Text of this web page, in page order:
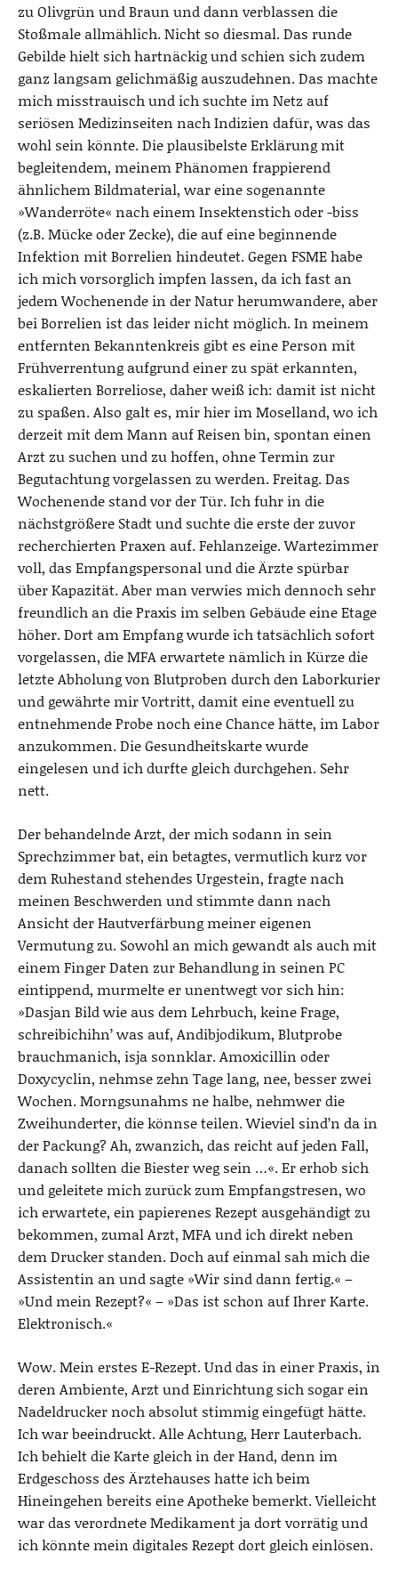
zu Olivgrün und Braun und dann verblassen die
Stoßmale allmählich. Nicht so diesmal. Das runde
Gebilde hielt sich hartnäckig und schien sich zudem
ganz langsam gelichmäßig auszudehnen. Das machte
mich misstrauisch und ich suchte im Netz auf
seriösen Medizinseiten nach Indizien dafür, was das
wohl sein könnte. Die plausibelste Erklärung mit
begleitendem, meinem Phänomen frappierend
ähnlichem Bildmaterial, war eine sogenannte
»Wanderröte« nach einem Insektenstich oder -biss
(z.B. Mücke oder Zecke), die auf eine beginnende
Infektion mit Borrelien hindeutet. Gegen FSME habe
ich mich vorsorglich impfen lassen, da ich fast an
jedem Wochenende in der Natur herumwandere, aber
bei Borrelien ist das leider nicht möglich. In meinem
entfernten Bekanntenkreis gibt es eine Person mit
Frühverrentung aufgrund einer zu spät erkannten,
eskalierten Borreliose, daher weiß ich: damit ist nicht
zu spaßen. Also galt es, mir hier im Moselland, wo ich
derzeit mit dem Mann auf Reisen bin, spontan einen
Arzt zu suchen und zu hoffen, ohne Termin zur
Begutachtung vorgelassen zu werden. Freitag. Das
Wochenende stand vor der Tür. Ich fuhr in die
nächstgrößere Stadt und suchte die erste der zuvor
recherchierten Praxen auf. Fehlanzeige. Wartezimmer
voll, das Empfangspersonal und die Ärzte spürbar
über Kapazität. Aber man verwies mich dennoch sehr
freundlich an die Praxis im selben Gebäude eine Etage
höher. Dort am Empfang wurde ich tatsächlich sofort
vorgelassen, die MFA erwartete nämlich in Kürze die
letzte Abholung von Blutproben durch den Laborkurier
und gewährte mir Vortritt, damit eine eventuell zu
entnehmende Probe noch eine Chance hätte, im Labor
anzukommen. Die Gesundheitskarte wurde
eingelesen und ich durfte gleich durchgehen. Sehr
nett.
Der behandelnde Arzt, der mich sodann in sein
Sprechzimmer bat, ein betagtes, vermutlich kurz vor
dem Ruhestand stehendes Urgestein, fragte nach
meinen Beschwerden und stimmte dann nach
Ansicht der Hautverfärbung meiner eigenen
Vermutung zu. Sowohl an mich gewandt als auch mit
einem Finger Daten zur Behandlung in seinen PC
eintippend, murmelte er unentwegt vor sich hin:
»Dasjan Bild wie aus dem Lehrbuch, keine Frage,
schreibichihn’ was auf, Andibjodikum, Blutprobe
brauchmanich, isja sonnklar. Amoxicillin oder
Doxycyclin, nehmse zehn Tage lang, nee, besser zwei
Wochen. Morngsunahms ne halbe, nehmwer die
Zweihunderter, die könnse teilen. Wieviel sind’n da in
der Packung? Ah, zwanzich, das reicht auf jeden Fall,
danach sollten die Biester weg sein …«. Er erhob sich
und geleitete mich zurück zum Empfangstresen, wo
ich erwartete, ein papierenes Rezept ausgehändigt zu
bekommen, zumal Arzt, MFA und ich direkt neben
dem Drucker standen. Doch auf einmal sah mich die
Assistentin an und sagte »Wir sind dann fertig.« –
»Und mein Rezept?« – »Das ist schon auf Ihrer Karte.
Elektronisch.«
Wow. Mein erstes E-Rezept. Und das in einer Praxis, in
deren Ambiente, Arzt und Einrichtung sich sogar ein
Nadeldrucker noch absolut stimmig eingefügt hätte.
Ich war beeindruckt. Alle Achtung, Herr Lauterbach.
Ich behielt die Karte gleich in der Hand, denn im
Erdgeschoss des Ärztehauses hatte ich beim
Hineingehen bereits eine Apotheke bemerkt. Vielleicht
war das verordnete Medikament ja dort vorrätig und
ich könnte mein digitales Rezept dort gleich einlösen.